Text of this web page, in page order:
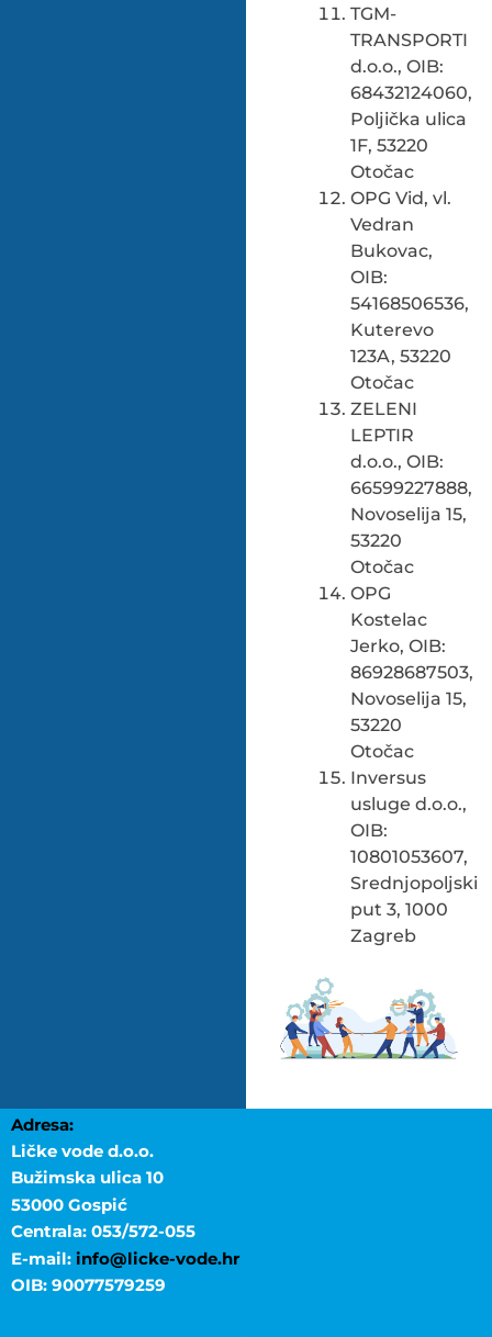
TGM-
TRANSPORTI
d.o.o., OIB:
68432124060,
Poljička ulica
1F, 53220
Otočac
OPG Vid, vl.
Vedran
Bukovac,
OIB:
54168506536,
Kuterevo
123A, 53220
Otočac
ZELENI
LEPTIR
d.o.o., OIB:
66599227888,
Novoselija 15,
53220
Otočac
OPG
Kostelac
Jerko, OIB:
86928687503,
Novoselija 15,
53220
Otočac
Inversus
usluge d.o.o.,
OIB:
10801053607,
Srednjopoljski
put 3, 1000
Zagreb
Adresa:
Ličke vode d.o.o.
Bužimska ulica 10
53000 Gospić
Centrala: 053/572-055
E-mail: info@licke-vode.hr
OIB: 90077579259